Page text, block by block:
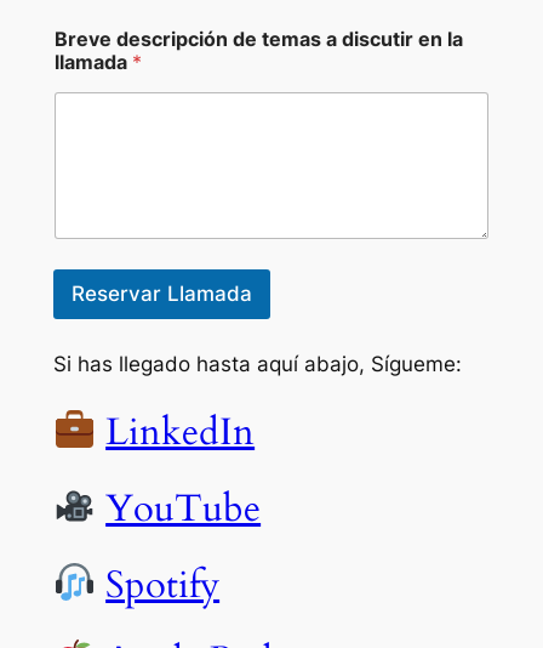
a
a
C
Breve descripción de temas a discutir en la
llamada *
Reservar Llamada
Si has llegado hasta aquí abajo, Sígueme:
LinkedIn
YouTube
Spotify